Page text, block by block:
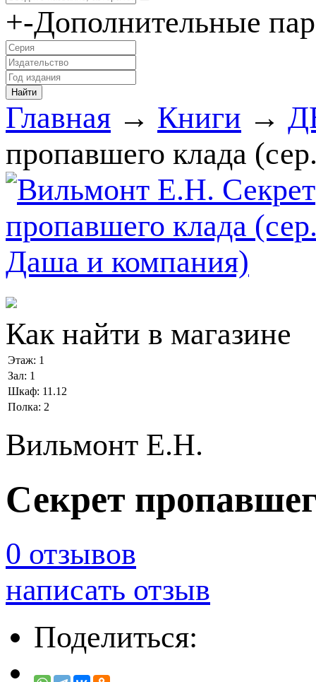
+-Дополнительные
Главная → Книги →
пропавшего клада
Как найти в магазине
Этаж: 1
Зал: 1
Шкаф: 11.12
Полка: 2
Вильмонт Е.Н.
Секрет
0 отзывов
написать отзыв
Поделиться: